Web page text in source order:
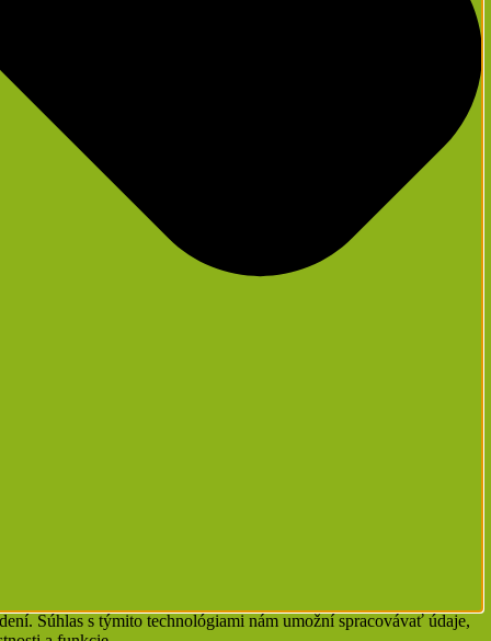
Súhlas s týmito technológiami nám umožní spracovávať údaje,